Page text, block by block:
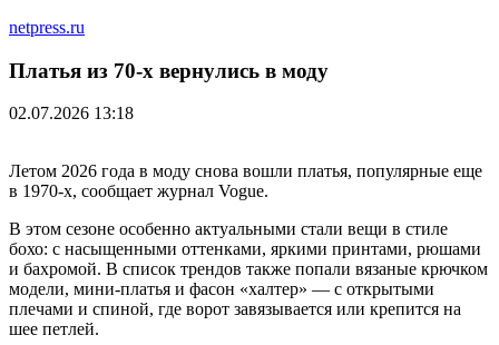
netpress.ru
Платья из 70-х вернулись в моду
02.07.2026 13:18
Летом 2026 года в моду снова вошли платья, популярные еще
в 1970-х, сообщает журнал Vogue.
В этом сезоне особенно актуальными стали вещи в стиле
бохо: с насыщенными оттенками, яркими принтами, рюшами
и бахромой. В список трендов также попали вязаные крючком
модели, мини-платья и фасон «халтер» — с открытыми
плечами и спиной, где ворот завязывается или крепится на
шее петлей.